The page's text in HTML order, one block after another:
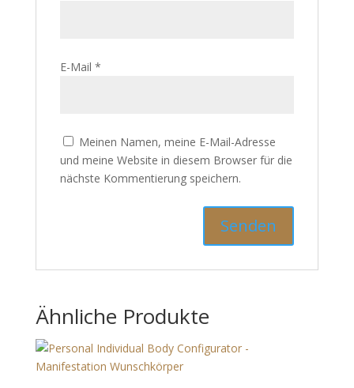
E-Mail *
Meinen Namen, meine E-Mail-Adresse
und meine Website in diesem Browser für die
nächste Kommentierung speichern.
Ähnliche Produkte